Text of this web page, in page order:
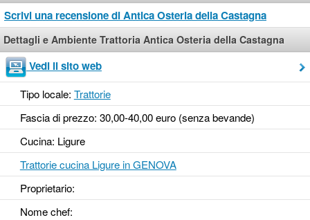
Scrivi una recensione di Antica Osteria della Castagna
Dettagli e Ambiente Trattoria Antica Osteria della Castagna
Vedi il sito web
Tipo locale: Trattorie
Fascia di prezzo: 30,00-40,00 euro (senza bevande)
Cucina: Ligure
Trattorie cucina Ligure in GENOVA
Proprietario:
Nome chef: